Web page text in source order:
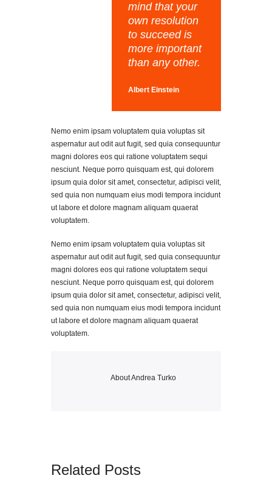
mind that your
own resolution
to succeed is
more important
than any other.
Albert Einstein
Nemo enim ipsam voluptatem quia voluptas sit
aspernatur aut odit aut fugit, sed quia consequuntur
magni dolores eos qui ratione voluptatem sequi
nesciunt. Neque porro quisquam est, qui dolorem
ipsum quia dolor sit amet, consectetur, adipisci velit,
sed quia non numquam eius modi tempora incidunt
ut labore et dolore magnam aliquam quaerat
voluptatem.
Nemo enim ipsam voluptatem quia voluptas sit
aspernatur aut odit aut fugit, sed quia consequuntur
magni dolores eos qui ratione voluptatem sequi
nesciunt. Neque porro quisquam est, qui dolorem
ipsum quia dolor sit amet, consectetur, adipisci velit,
sed quia non numquam eius modi tempora incidunt
ut labore et dolore magnam aliquam quaerat
voluptatem.
AboutAndrea Turko
Related Posts